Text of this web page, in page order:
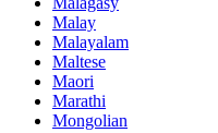
Malay
Malayalam
Maltese
Maori
Marathi
Mongolian